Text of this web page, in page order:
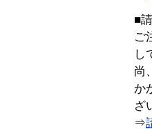
■
ご
し
尚
か
ざ
⇒